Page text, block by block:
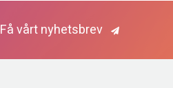
Få vårt nyhetsbrev